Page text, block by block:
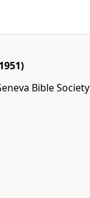
Bible Society